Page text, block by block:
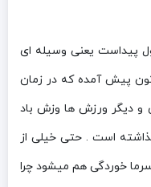
پیداست یعنی وسیله ای
پیش آمده که در زمان
و دیگر ورزش ها وزش باد
است . حتی خیلی از
خوردگی هم میشود چرا